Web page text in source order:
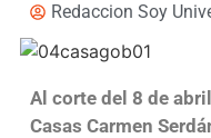
Redaccion Soy
Al corte del 8 de
Casas Carmen